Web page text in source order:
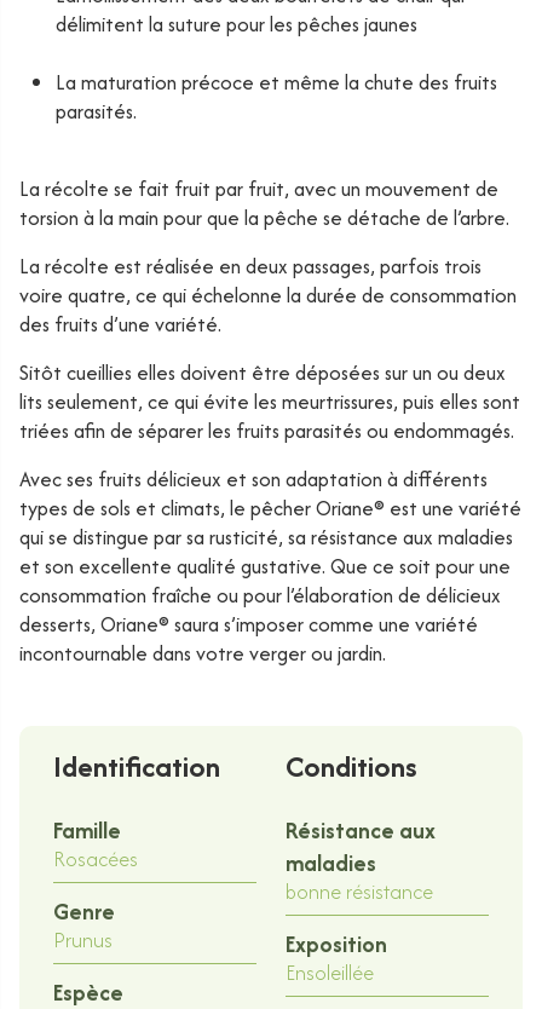
délimitent la suture pour les pêches jaunes
La maturation précoce et même la chute des fruits
parasités.
La récolte se fait fruit par fruit, avec un mouvement de
torsion à la main pour que la pêche se détache de l’arbre.
La récolte est réalisée en deux passages, parfois trois
voire quatre, ce qui échelonne la durée de consommation
des fruits d’une variété.
Sitôt cueillies elles doivent être déposées sur un ou deux
lits seulement, ce qui évite les meurtrissures, puis elles sont
triées afin de séparer les fruits parasités ou endommagés.
Avec ses fruits délicieux et son adaptation à différents
types de sols et climats, le pêcherOriane® est une variété
qui se distingue par sa rusticité, sa résistance aux maladies
et son excellente qualité gustative. Que ce soit pour une
consommation fraîche ou pour l’élaboration de délicieux
desserts, Oriane® saura s’imposer comme une variété
incontournable dans votre verger ou jardin.
Identification
Famille
Rosacées
Genre
Prunus
Espèce
Conditions
Résistance aux
maladies
bonne résistance
Exposition
Ensoleillée